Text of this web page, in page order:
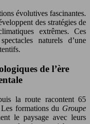
évolutives fascinantes.
des stratégies de
extrêmes. Ces
naturels d’une
de l’ère
la route racontent 65
formations du Groupe
le paysage avec leurs